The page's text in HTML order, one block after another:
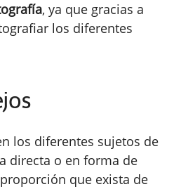
, ya que gracias a
los diferentes
los diferentes sujetos de
directa o en forma de
que exista de